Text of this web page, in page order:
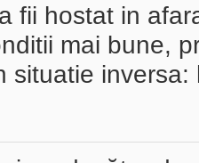
fii hostat in
mai bune,
situatie